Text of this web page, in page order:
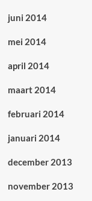
juni 2014
mei 2014
april 2014
maart 2014
februari 2014
januari 2014
december 2013
november 2013